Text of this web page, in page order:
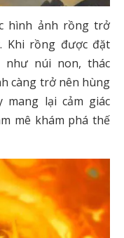
hình ảnh rồng trở
Khi rồng được đặt
như núi non, thác
càng trở nên hùng
mang lại cảm giác
mê khám phá thế